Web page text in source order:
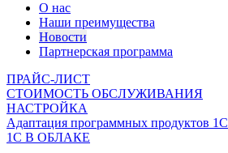
О нас
Наши преимущества
Новости
Партнерская программа
ПРАЙС-ЛИСТ
СТОИМОСТЬ ОБСЛУЖИВАНИЯ
НАСТРОЙКА
Адаптация программных продуктов 1С
1С В ОБЛАКЕ